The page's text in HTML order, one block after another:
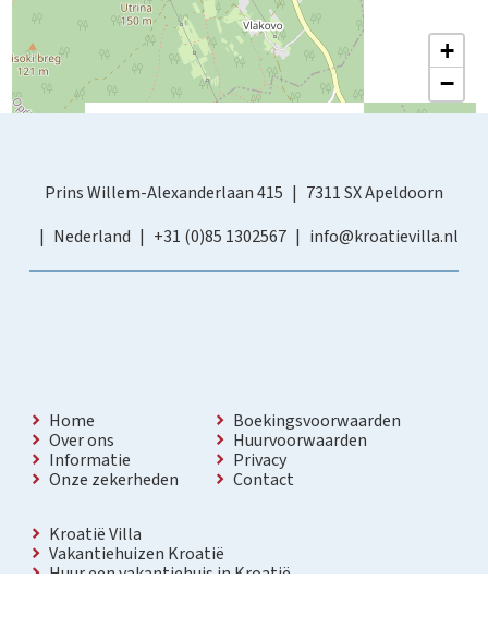
+
−
Prins Willem-Alexanderlaan 415
7311 SX Apeldoorn
Nederland
+31 (0)85 1302567 info@kroatievilla.nl
Home
Over ons
Informatie
Onze zekerheden
Boekingsvoorwaarden
Huurvoorwaarden
Privacy
Contact
Kroatië Villa
Vakantiehuizen Kroatië
Huur een vakantiehuis in Kroatië